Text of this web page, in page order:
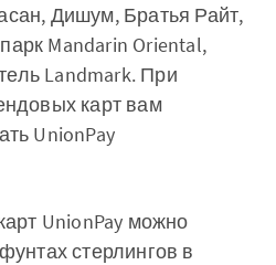
Дишум, Братья Райт,
Mandarin Oriental,
Landmark. При
карт вам
UnionPay
UnionPay можно
стерлингов в